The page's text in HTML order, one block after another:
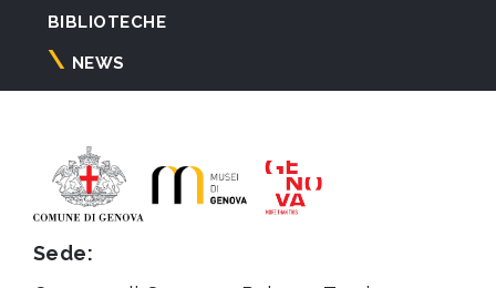
BIBLIOTECHE
NEWS
Sede: